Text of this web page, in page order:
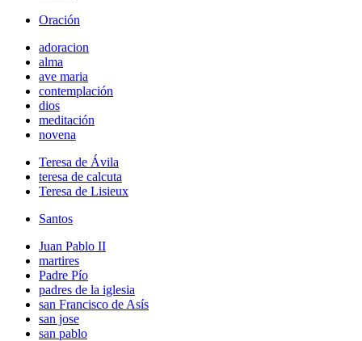
Oración
adoracion
alma
ave maria
contemplación
dios
meditación
novena
Teresa de Ávila
teresa de calcuta
Teresa de Lisieux
Santos
Juan Pablo II
martires
Padre Pío
padres de la iglesia
san Francisco de Asís
san jose
san pablo